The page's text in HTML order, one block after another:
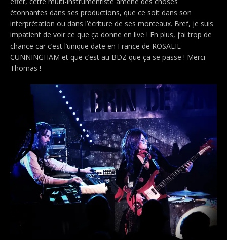
étonnantes dans ses productions, que ce soit dans son
interprétation ou dans l’écriture de ses morceaux. Bref, je suis
impatient de voir ce que ça donne en live ! En plus, j’ai trop de
chance car c’est l’unique date en France de ROSALIE
CUNNINGHAM et que c’est au BDZ que ça se passe ! Merci
Thomas !